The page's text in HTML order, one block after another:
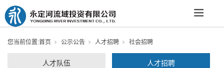
您当前位置:首页 公示公告 人才招聘 社会招聘
人才队伍 人才招聘